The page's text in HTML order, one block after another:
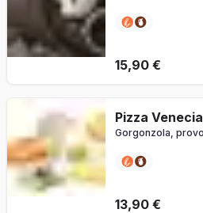
15,90 €
Pizza
Gorgonzola,
13,90 €